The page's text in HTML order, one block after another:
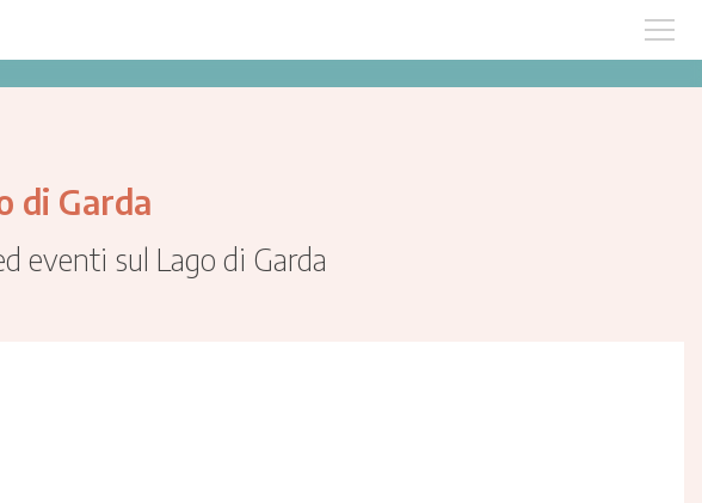
di Garda
eventi sul Lago di Garda